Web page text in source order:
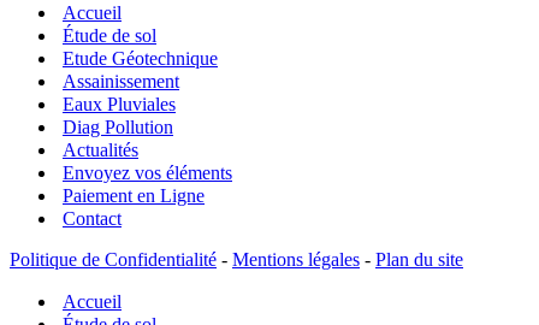
Rétention
Parcelle
Stockage
Accueil
Étude de sol
Etude Géotechnique
Assainissement
Eaux Pluviales
Diag Pollution
Actualités
Envoyez vos éléments
Paiement en Ligne
Contact
Politique de Confidentialité - Mentions légales - Plan du site
Accueil